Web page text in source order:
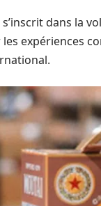
dans la
expériences